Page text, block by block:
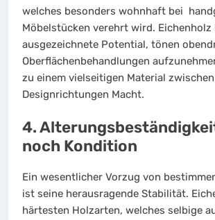
welches besonders wohnhaft bei
Möbelstücken verehrt wird. Eichenholz
ausgezeichnete Potential, tönen
Oberflächenbehandlungen
zu einem vielseitigen Material
Designrichtungen Macht.
4.
noch Kondition
Ein wesentlicher Vorzug von
ist seine herausragende Stabilität.
härtesten Holzarten, welches selbige